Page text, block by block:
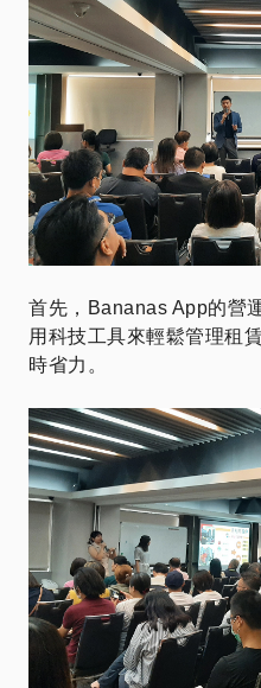
首先，Bananas App的營
用科技工具來輕鬆管理租
時省力。